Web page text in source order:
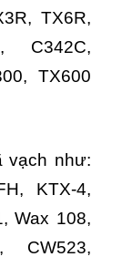
TX6R,
C342C,
TX600
vạch như:
KTX-4,
Wax 108,
CW523,